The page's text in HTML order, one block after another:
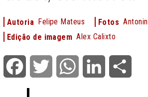
Autoria Felipe Mateus Fotos
Edição de imagem Alex Calixto
Facebook Twitter WhatsApp LinkedIn